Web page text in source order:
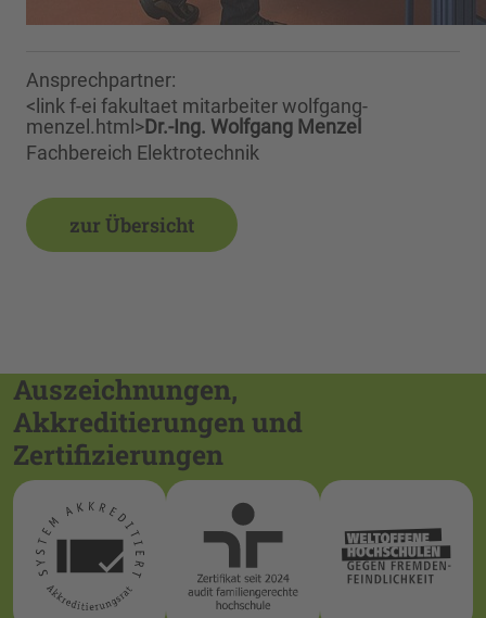
Ansprechpartner:
<link f-ei fakultaet mitarbeiter wolfgang-
menzel.html>Dr.-Ing. Wolfgang Menzel
Fachbereich Elektrotechnik
zur Übersicht
Auszeichnungen,
Akkreditierungen und
Zertifizierungen